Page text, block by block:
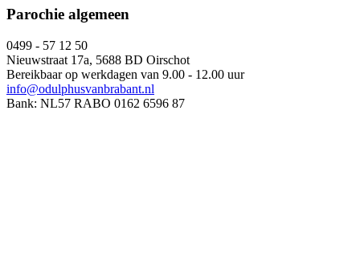
Parochie algemeen
0499 - 57 12 50
Nieuwstraat 17a, 5688 BD Oirschot
Bereikbaar op werkdagen van 9.00 - 12.00 uur
info@odulphusvanbrabant.nl
Bank: NL57 RABO 0162 6596 87